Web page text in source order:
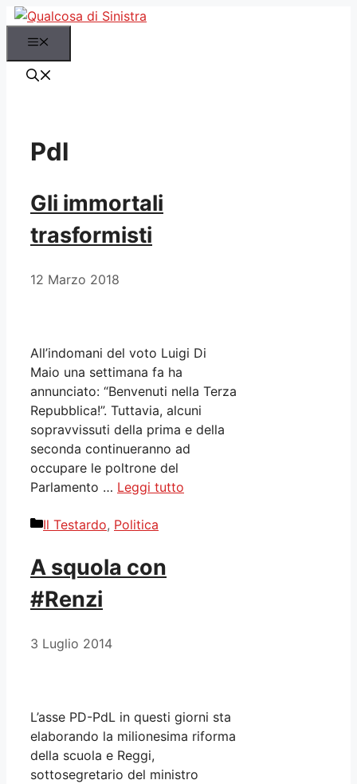
Vai
Pdl
Gli immortali
trasformisti
12 Marzo 2018
All’indomani del voto Luigi Di
Maio una settimana fa ha
annunciato: “Benvenuti nella Terza
Repubblica!”. Tuttavia, alcuni
sopravvissuti della prima e della
seconda continueranno ad
occupare le poltrone del
Parlamento … Leggi tutto
Categorie
Il Testardo, Politica
A squola con
#Renzi
3 Luglio 2014
L’asse PD-PdL in questi giorni sta
elaborando la milionesima riforma
della scuola e Reggi,
sottosegretario del ministro